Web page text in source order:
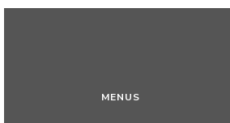
MENUS